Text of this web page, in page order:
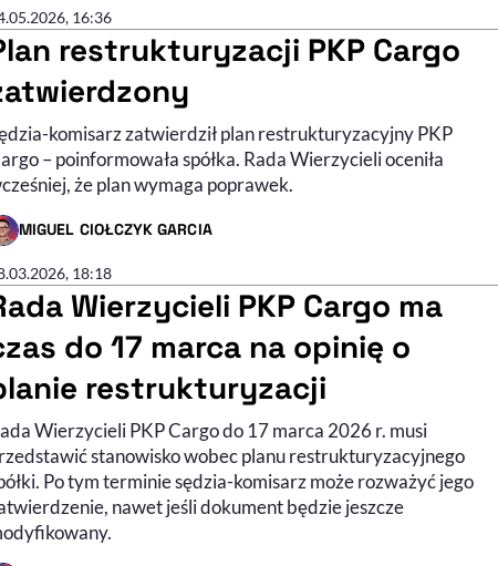
16:36
restrukturyzacji PKP Cargo
komisarz zatwierdził plan restrukturyzacyjny PKP
– poinformowała spółka. Rada Wierzycieli oceniła
że plan wymaga poprawek.
MIGUEL CIOŁCZYK GARCIA
ARTYKUŁU - PROFIL
18:18
Wierzycieli PKP Cargo ma
do 17 marca na opinię o
restrukturyzacji
Wierzycieli PKP Cargo do 17 marca 2026 r. musi
stanowisko wobec planu restrukturyzacyjnego
Po tym terminie sędzia-komisarz może rozważyć jego
nawet jeśli dokument będzie jeszcze